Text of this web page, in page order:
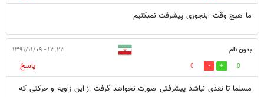
ما هیچ وقت ابنجوری پیشرفت نمبکنیم
بدون نام ۱۳:۲۳ - ۱۳۹۱/۱۱/۰۹
0
0
پاسخ
مسلما تا نقدی نباشد پیشرفتی صورت نخواهد گرفت از این زاویه و حرکتی که